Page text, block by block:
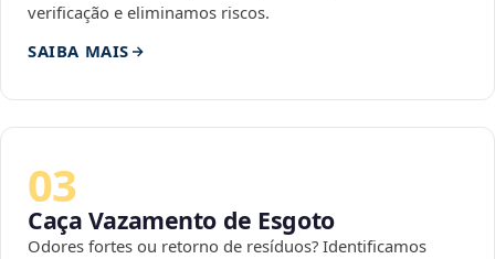
verificação e eliminamos riscos.
SAIBA MAIS
03
Caça Vazamento de Esgoto
Odores fortes ou retorno de resíduos? Identificamos